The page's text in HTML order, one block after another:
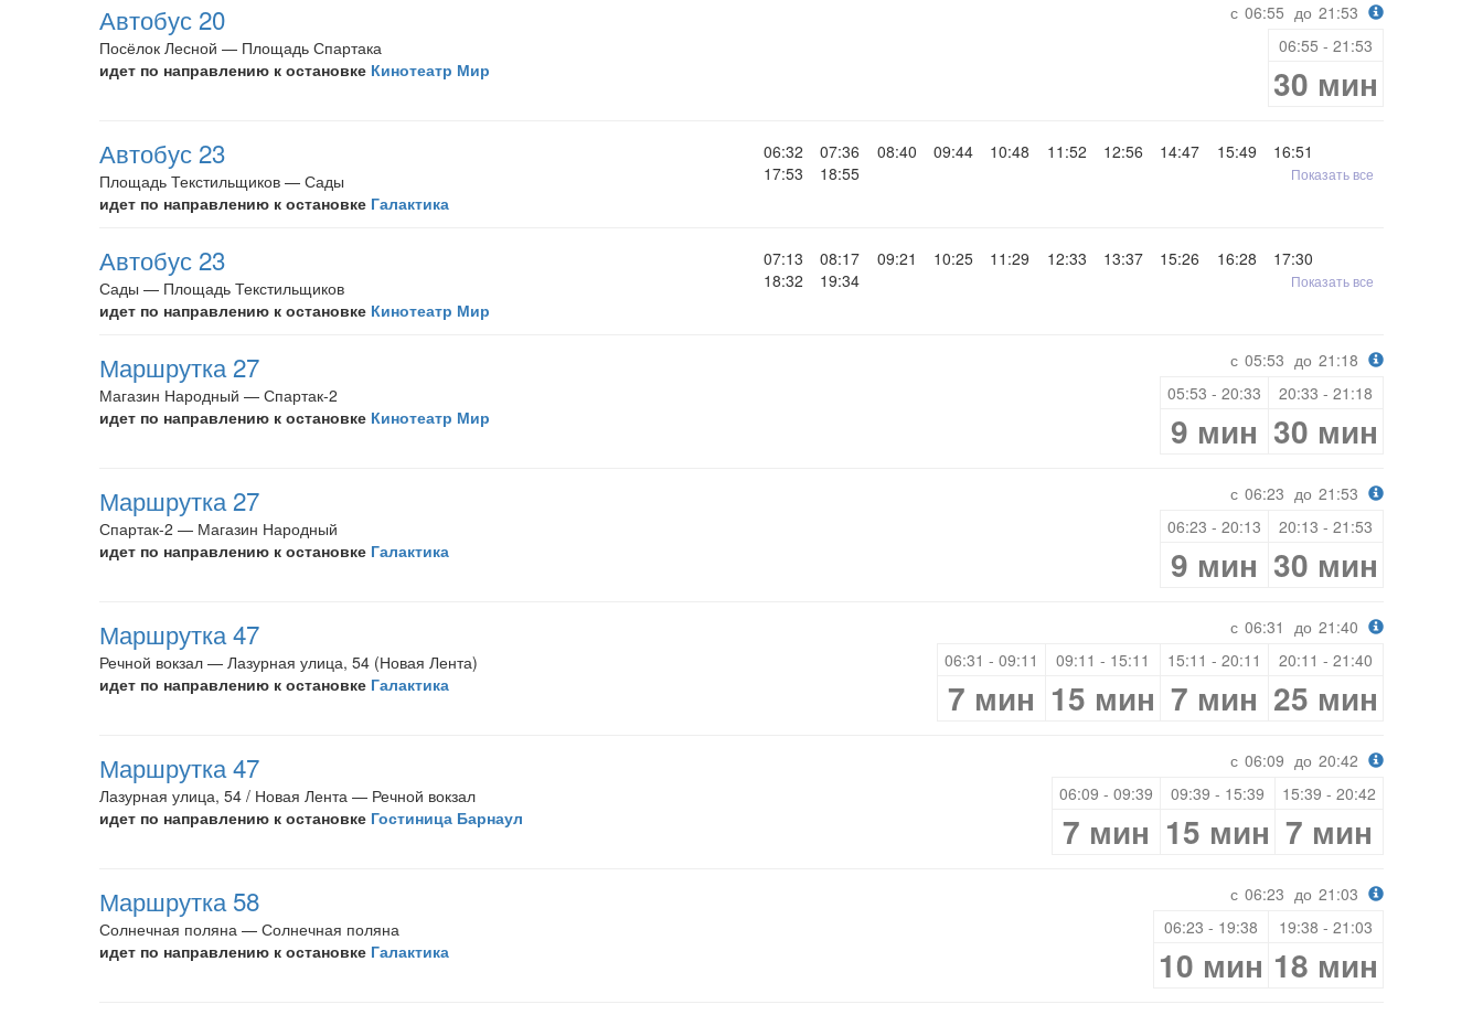
Автобус 20
Посёлок Лесной — Площадь Спартака
идет по направлению к остановке Кинотеатр Мир
с 06:55 до 21:53
06:55 - 21:53
30 мин
Автобус 23
Площадь Текстильщиков — Сады
идет по направлению к остановке Галактика
06:32 07:36 08:40 09:44 10:48 11:52 12:56 14:47 15:49
16:51
17:53
18:55 Показать все
Автобус 23
Сады — Площадь Текстильщиков
идет по направлению к остановке Кинотеатр Мир
07:13 08:17 09:21 10:25 11:29 12:33 13:37 15:26 16:28
17:30
18:32
19:34 Показать все
Маршрутка 27
Магазин Народный — Спартак-2
идет по направлению к остановке Кинотеатр Мир
с 05:53 до 21:18
05:53 - 20:33
20:33 - 21:18
9 мин 30 мин
Маршрутка 27
Спартак-2 — Магазин Народный
идет по направлению к остановке Галактика
с 06:23 до 21:53
06:23 - 20:13
20:13 - 21:53
9 мин 30 мин
Маршрутка 47
Речной вокзал — Лазурная улица, 54 (Новая Лента)
идет по направлению к остановке Галактика
с 06:31 до 21:40
06:31 - 09:11
09:11 - 15:11 15:11 - 20:11 20:11 - 21:40
7 мин 15 мин 7 мин 25 мин
Маршрутка 47
Лазурная улица, 54 / Новая Лента — Речной вокзал
идет по направлению к остановке Гостиница Барнаул
с 06:09 до 20:42
06:09 - 09:39
09:39 - 15:39 15:39 - 20:42
7 мин 15 мин 7 мин
Маршрутка 58
Солнечная поляна — Солнечная поляна
идет по направлению к остановке Галактика
с 06:23 до 21:03
06:23 - 19:38
19:38 - 21:03
10 мин 18 мин